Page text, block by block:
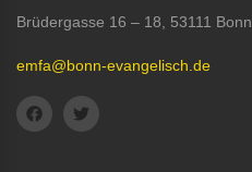
Brüdergasse 16 – 18, 53111 Bonn
emfa@bonn-evangelisch.de